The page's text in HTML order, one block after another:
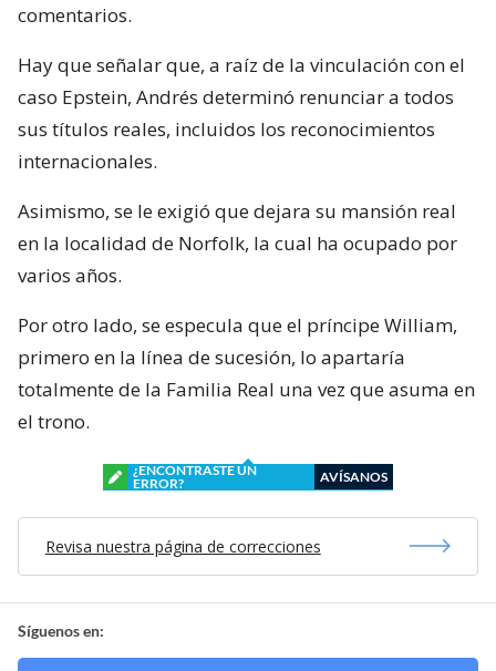
comentarios.
Hay que señalar que, a raíz de la vinculación con el
caso Epstein, Andrés determinó renunciar a todos
sus títulos reales, incluidos los reconocimientos
internacionales.
Asimismo, se le exigió que dejara su mansión real
en la localidad de Norfolk, la cual ha ocupado por
varios años.
Por otro lado, se especula que el príncipe William,
primero en la línea de sucesión, lo apartaría
totalmente de la Familia Real una vez que asuma en
el trono.
¿ENCONTRASTE UN
ERROR?
AVÍSANOS
Revisa nuestra página de correcciones
Síguenos en: